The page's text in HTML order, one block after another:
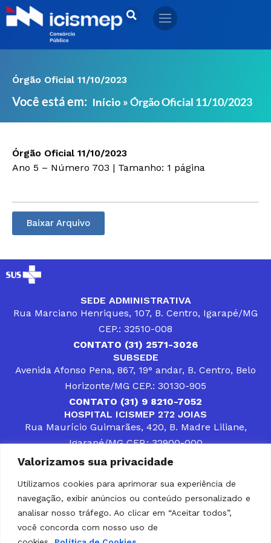
Valorizamos sua privacidade
Utilizamos cookies para aprimorar sua experiência de
navegação, exibir anúncios ou conteúdo personalizado e
analisar nosso tráfego. Ao clicar em “Aceitar todos”,
você concorda com nosso uso de
Ir
para
Órgão Oficial 11/10/2023
Você está em: Início »Órgão Oficial 11/10/2023
Órgão Oficial 11/10/2023
Ano 5 – Número 703 | Tamanho: 1 página
Baixar Arquivo
SEDE ADMINISTRATIVA
Rua Marciano Henriques, 107, B. Centro, Igarapé/MG
CEP.: 32510-008
CONTATO (31) 2571-3026
SUBSEDE
Avenida Afonso Pena, 867, 19° andar, B. Centro, Belo
Horizonte/MG CEP.: 30130-905
CONTATO (31) 9 8210-7052
HOSPITAL ICISMEP 272 JOIAS
Rua Maurício Guimarães, 420, B. Madre Liliane,
Igarapé/MG CEP.: 32900-000
CONTATOS (31) 3512-4400 ou (31) 9 8309-8660
DESENVOLVER SOLUÇÕES, AÇÕES E SERVIÇOS
PÚBLICOS QUE COMPLEMENTEM A ASSISTÊNCIA À
POPULAÇÃO DA REGIÃO EM QUE ATUA, SENDO
PARCEIRO DOS MUNICÍPIOS CONSORCIADOS NA
SOLUÇÃO DE DIFICULDADES ENFRENTADAS POR
GESTORES MUNICIPAIS, É O COMPROMISSO DO
ICISMEP.